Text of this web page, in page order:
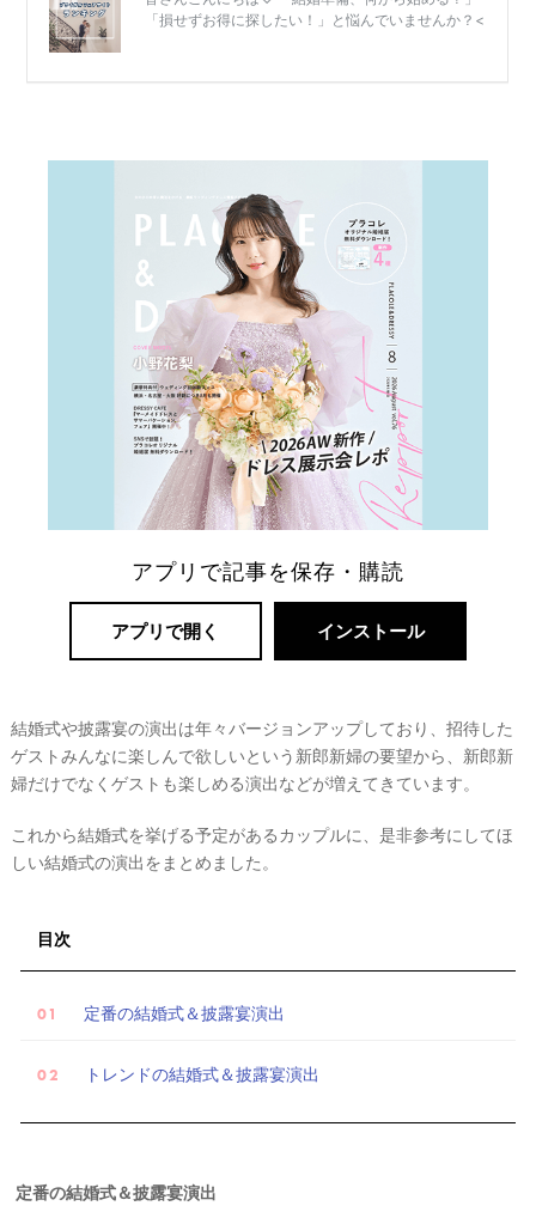
アプリで記事を保存・購読
アプリで開く インストール
結婚式や披露宴の演出は年々バージョンアップしており、招待した
ゲストみんなに楽しんで欲しいという新郎新婦の要望から、新郎新
婦だけでなくゲストも楽しめる演出などが増えてきています。
これから結婚式を挙げる予定があるカップルに、是非参考にしてほ
しい結婚式の演出をまとめました。
目次
定番の結婚式＆披露宴演出
トレンドの結婚式＆披露宴演出
定番の結婚式＆披露宴演出